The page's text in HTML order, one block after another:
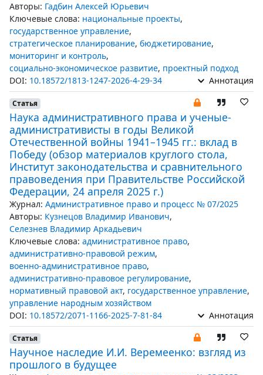
Авторы: Гадбин Алексей Юрьевич
Ключевые слова: национальные проекты,
государственное управление,
стратегическое планирование, бюджетирование,
мониторинг и контроль,
социально-экономическое развитие, проектный подход
DOI: 10.18572/1813-1247-2026-4-29-34 Аннотация
Статья
Наука административного права и ученые-
административисты в годы Великой
Отечественной войны 1941–1945 гг.: вклад в
Победу (обзор материалов круглого стола,
Институт законодательства и сравнительного
правоведения при Правительстве Российской
Федерации, 24 апреля 2025 г.)
Журнал: Административное право и процесс № 07/2025
Авторы: Кузнецов Владимир Иванович,
Селезнев Владимир Аркадьевич
Ключевые слова: административное право,
административно-правовой режим,
военно-административное право,
административно-правовое регулирование,
нормативный правовой акт, государственное управление,
управление народным хозяйством
DOI: 10.18572/2071-1166-2025-7-81-84 Аннотация
Статья
Научное наследие И.И. Веремеенко: взгляд из
прошлого в будущее